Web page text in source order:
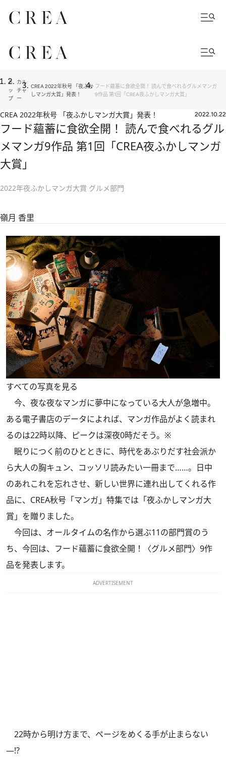
ト
ッ
プ
カル
チャ
ー
CREA 2022年秋号 「夜ふか
しマンガ大賞」発表！
フード蘊蓄に食欲全開！ 読んで食べれるグルメマンガ
9作品 第1回「CREA夜ふかしマンガ大賞」
CREA 2022年秋号 「夜ふかしマンガ大賞」発表！ 2022.10.22
フード蘊蓄に食欲全開！ 読んで食べれるグル
メマンガ9作品 第1回「CREA夜ふかしマンガ
大賞」
2022年夜ふかしマンガ大賞 グルメ部門
嶺月 香里
すべての写真を見る
今、夜な夜なマンガに夢中になっている大人が急増中。
ある電子書店のデータによれば、マンガ作品がよく読まれ
るのは22時以降、ピークは深夜0時だそう。※
眠りにつく前のひとときに、時代をあぶりだす社会派か
ら大人の胸キュン、コッソリ読みたい一冊まで……。日中
のあれこれを忘れさせ、新しい世界に連れ出してくれる作
品に、CREA秋号「マンガ」特集では「夜ふかしマンガ大
賞」を贈りました。
今回は、オールタイムの名作から選ぶ11の部門賞のう
ち、今回は、フード蘊蓄に食欲全開！〈グルメ部門〉9作
品を発表します。
ADVERTISEMENT
22時から明け方まで、ページをめくる手が止まらない
―!?